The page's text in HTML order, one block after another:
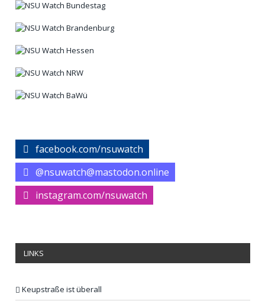
facebook.com/nsuwatch
@nsuwatch@mastodon.online
instagram.com/nsuwatch
LINKS
Keupstraße ist überall